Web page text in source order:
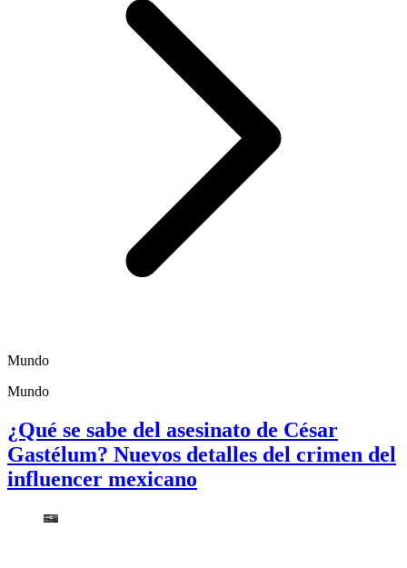
Mundo
Mundo
¿Qué se sabe del asesinato de César
Gastélum? Nuevos detalles del crimen del
influencer mexicano